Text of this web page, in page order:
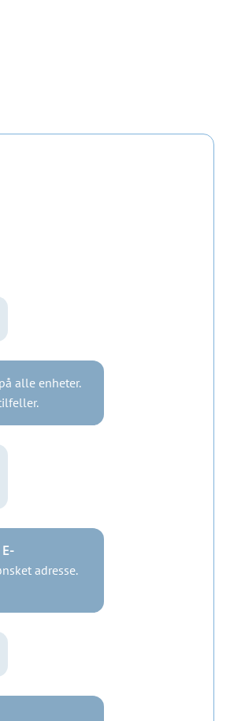
alle enheter.
adresse.